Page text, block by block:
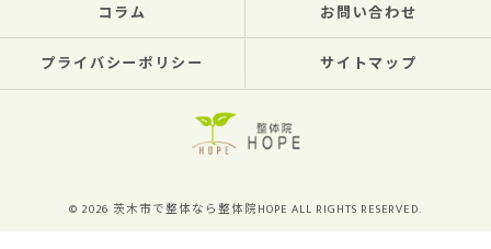
コラム お問い合わせ
プライバシーポリシー サイトマップ
© 2026 茨木市で整体なら整体院HOPE ALL RIGHTS RESERVED.